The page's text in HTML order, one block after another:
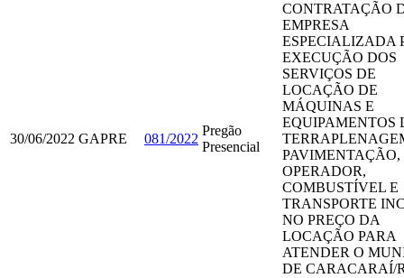
30/06/2022 GAPRE 081/2022
Pregão
Presencial
CONTRATAÇÃO
EMPRESA
ESPECIALIZADA
EXECUÇÃO DOS
SERVIÇOS DE
LOCAÇÃO DE
MÁQUINAS E
EQUIPAMENTOS
PAVIMENTAÇÃO,
OPERADOR,
COMBUSTÍVEL E
TRANSPORTE
NO PREÇO DA
LOCAÇÃO PARA
ATENDER O
DE CARACARAÍ/